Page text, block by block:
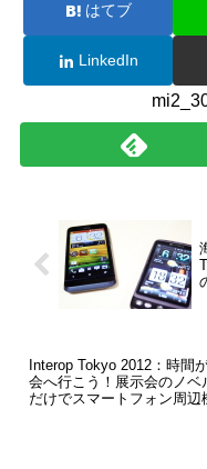
はてブ
LinkedIn
Interop Tokyo 2012：時間
会へ行こう！展示会のノベ
だけでスマートフォン周辺